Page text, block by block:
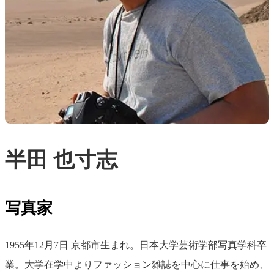
半田 也寸志
写真家
1955年12月7日 京都市生まれ。日本大学芸術学部写真学科卒
業。大学在学中よりファッション雑誌を中心に仕事を始め、